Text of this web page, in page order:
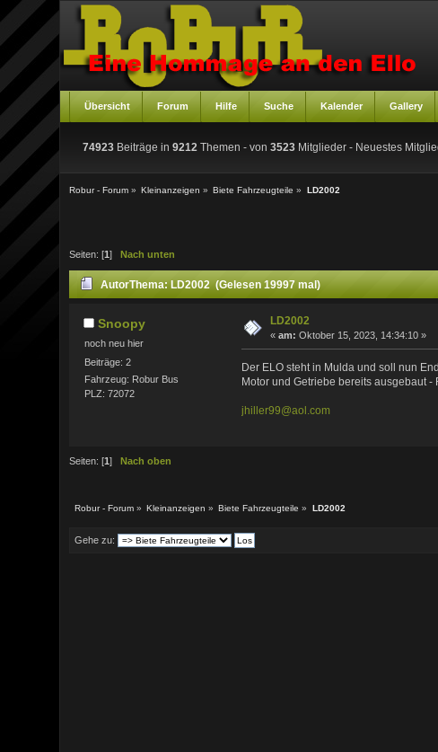
Übersicht Forum Hilfe Suche Kalender Gallery
74923 Beiträge in9212 Themen - von3523 Mitglieder - Neuestes
Robur - Forum » Kleinanzeigen » Biete Fahrzeugteile » LD2002
Seiten: [1] Nach unten
AutorThema: LD2002 (Gelesen 19997 mal)
Snoopy
noch neu hier
Beiträge: 2
Fahrzeug: Robur Bus
PLZ: 72072
LD2002
«am: Oktober 15, 2023, 14:34:10 »
Der ELO steht in Mulda und soll nun
Motor und Getriebe bereits ausgebaut
jhiller99@aol.com
Seiten: [1]Nach oben
Robur - Forum » Kleinanzeigen » Biete Fahrzeugteile » LD2002
Gehe zu: